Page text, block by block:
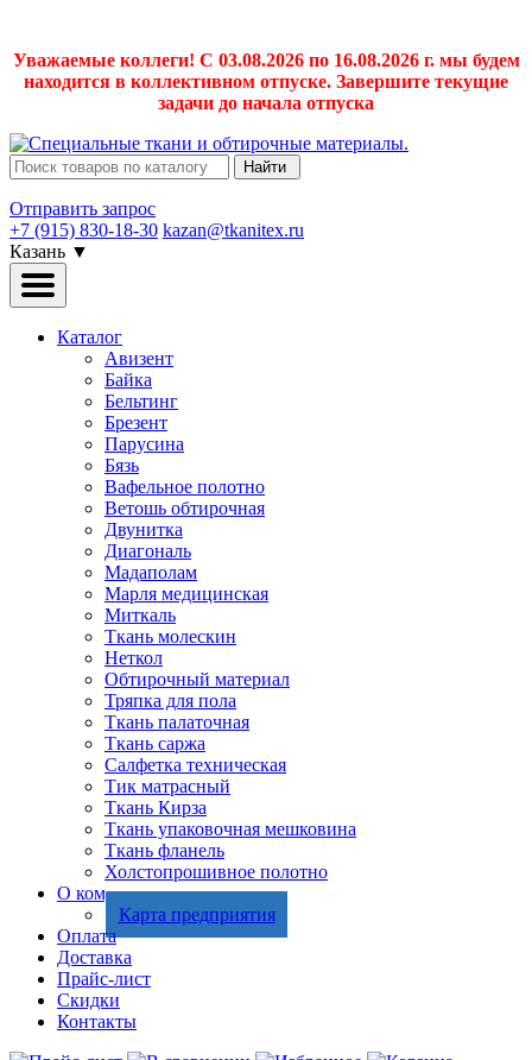
Уважаемые коллеги! С 03.08.2026 по 16.08.2026 г. мы будем
находится в коллективном отпуске. Завершите текущие
задачи до начала отпуска
Найти
Отправить запрос
+7 (915) 830-18-30 kazan@tkanitex.ru
Казань ▼
Каталог
Авизент
Байка
Бельтинг
Брезент
Парусина
Бязь
Вафельное полотно
Ветошь обтирочная
Двунитка
Диагональ
Мадаполам
Марля медицинская
Миткаль
Ткань молескин
Неткол
Обтирочный материал
Тряпка для пола
Ткань палаточная
Ткань саржа
Салфетка техническая
Тик матрасный
Ткань Кирза
Ткань упаковочная мешковина
Ткань фланель
Холстопрошивное полотно
О компании
Карта предприятия
Оплата
Доставка
Прайс-лист
Скидки
Контакты